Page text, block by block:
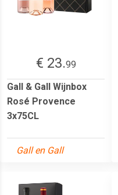
€ 23.99
Gall & Gall Wijnbox
Rosé Provence
3x75CL
Gall en Gall